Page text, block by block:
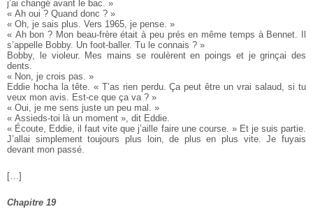
j’ai changé avant le bac. »
« Ah oui ? Quand donc ? »
« Oh, je sais plus. Vers 1965, je pense. »
« Ah bon ? Mon beau-frère était à peu prés en même temps à Bennet. Il
s’appelle Bobby. Un foot-baller. Tu le connais ? »
Bobby, le violeur. Mes mains se roulèrent en poings et je grinçai des
dents.
« Non, je crois pas. »
Eddie hocha la tête. « T’as rien perdu. Ça peut être un vrai salaud, si tu
veux mon avis. Est-ce que ça va ? »
« Oui, je me sens juste un peu mal. »
« Assieds-toi là un moment », dit Eddie.
« Écoute, Eddie, il faut vite que j’aille faire une course. » Et je suis partie.
J’allai simplement toujours plus loin, de plus en plus vite. Je fuyais
devant mon passé.
[…]
Chapitre 19